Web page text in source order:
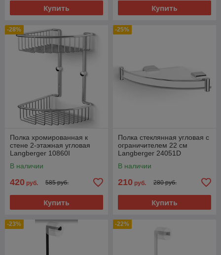
Купить Купить
-28%
Полка хромированная к
стене 2-этажная угловая
Langberger 10860I
В наличии
420 руб. 585 руб.
Купить
-25%
Полка стеклянная угловая с
ограничителем 22 см
Langberger 24051D
В наличии
210 руб. 280 руб.
Купить
-23% -22%